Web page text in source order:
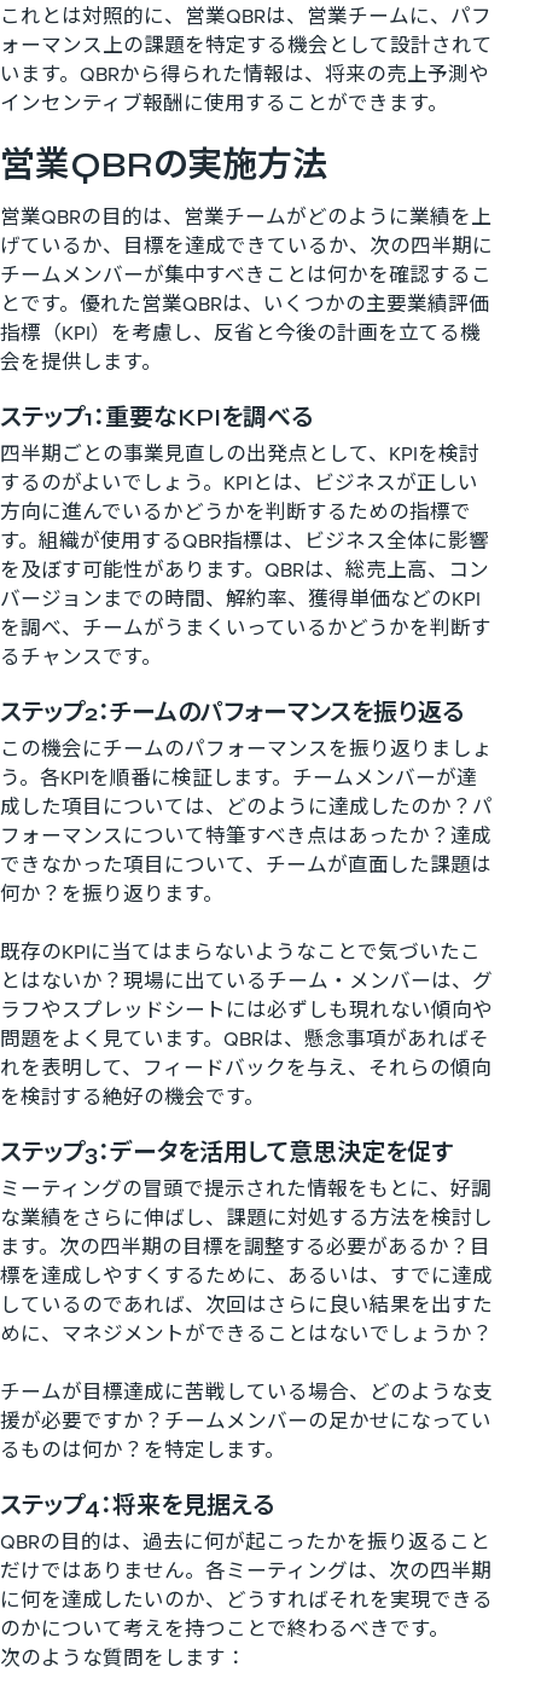
これとは対照的に、営業QBRは、営業チームに、パフ
ォーマンス上の課題を特定する機会として設計されて
います。QBRから得られた情報は、将来の売上予測や
インセンティブ報酬に使用することができます。
営業QBRの実施方法
営業QBRの目的は、営業チームがどのように業績を上
げているか、目標を達成できているか、次の四半期に
チームメンバーが集中すべきことは何かを確認するこ
とです。優れた営業QBRは、いくつかの主要業績評価
指標（KPI）を考慮し、反省と今後の計画を立てる機
会を提供します。
ステップ1：重要なKPIを調べる
四半期ごとの事業見直しの出発点として、KPIを検討
するのがよいでしょう。KPIとは、ビジネスが正しい
方向に進んでいるかどうかを判断するための指標で
す。組織が使用するQBR指標は、ビジネス全体に影響
を及ぼす可能性があります。QBRは、総売上高、コン
バージョンまでの時間、解約率、獲得単価などのKPI
を調べ、チームがうまくいっているかどうかを判断す
るチャンスです。
ステップ2：チームのパフォーマンスを振り返る
この機会にチームのパフォーマンスを振り返りましょ
う。各KPIを順番に検証します。チームメンバーが達
成した項目については、どのように達成したのか？パ
フォーマンスについて特筆すべき点はあったか？達成
できなかった項目について、チームが直面した課題は
何か？を振り返ります。
既存のKPIに当てはまらないようなことで気づいたこ
とはないか？現場に出ているチーム・メンバーは、グ
ラフやスプレッドシートには必ずしも現れない傾向や
問題をよく見ています。QBRは、懸念事項があればそ
れを表明して、フィードバックを与え、それらの傾向
を検討する絶好の機会です。
ステップ3：データを活用して意思決定を促す
ミーティングの冒頭で提示された情報をもとに、好調
な業績をさらに伸ばし、課題に対処する方法を検討し
ます。次の四半期の目標を調整する必要があるか？目
標を達成しやすくするために、あるいは、すでに達成
しているのであれば、次回はさらに良い結果を出すた
めに、マネジメントができることはないでしょうか？
チームが目標達成に苦戦している場合、どのような支
援が必要ですか？チームメンバーの足かせになってい
るものは何か？を特定します。
ステップ4：将来を見据える
QBRの目的は、過去に何が起こったかを振り返ること
だけではありません。各ミーティングは、次の四半期
に何を達成したいのか、どうすればそれを実現できる
のかについて考えを持つことで終わるべきです。
次のような質問をします：